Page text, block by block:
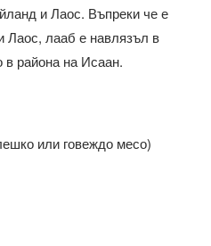
и Лаос. Въпреки че е
Лаос, лааб е навлязъл в
в района на Исаан.
или говеждо месо)